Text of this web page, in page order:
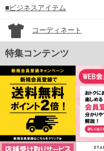
■ビジネスアイテム
コーディネート
特集コンテンツ